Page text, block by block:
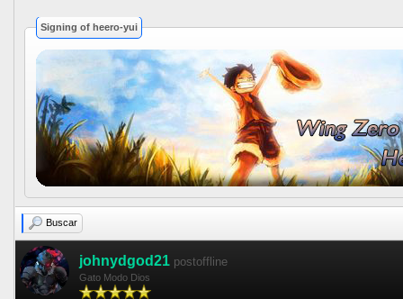
Signing of heero-yui
Buscar
johnydgod21 postoffline
Gato Modo Dios